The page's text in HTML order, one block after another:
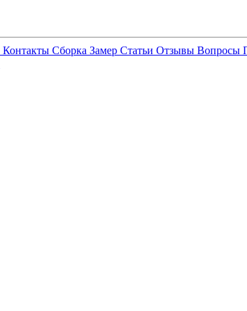
Контакты Сборка Замер Статьи Отзывы Вопросы